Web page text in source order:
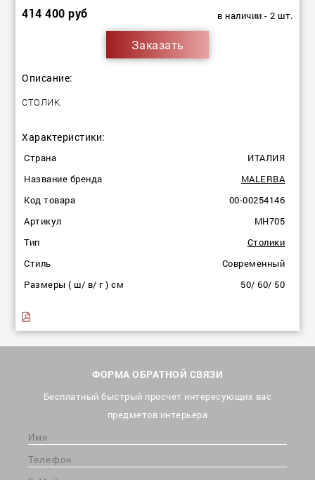
414 400 руб в наличии - 2 шт.
Заказать
Описание:
СТОЛИК.
Характеристики:
Страна
ИТАЛИЯ
Название бренда
MALERBA
Код товара
00-00254146
Артикул
MH705
Тип
Столики
Стиль
Современный
Размеры ( ш/ в/ г ) см
50/ 60/ 50
ФОРМА ОБРАТНОЙ СВЯЗИ
Бесплатный быстрый просчет интересующих вас
предметов интерьера